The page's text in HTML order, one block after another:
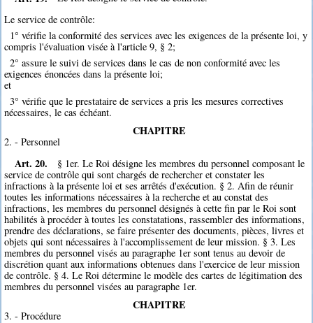
Le service de contrôle:
1° vérifie la conformité des services avec les exigences de la présente loi, y
compris l'évaluation visée à l'article 9, § 2;
2° assure le suivi de services dans le cas de non conformité avec les
exigences énoncées dans la présente loi;
et
3° vérifie que le prestataire de services a pris les mesures correctives
nécessaires, le cas échéant.
CHAPITRE
2. - Personnel
Art. 20.
§ 1er. Le Roi désigne les membres du personnel composant le
service de contrôle qui sont chargés de rechercher et constater les
infractions à la présente loi et ses arrêtés d'exécution. § 2. Afin de réunir
toutes les informations nécessaires à la recherche et au constat des
infractions, les membres du personnel désignés à cette fin par le Roi sont
habilités à procéder à toutes les constatations, rassembler des informations,
prendre des déclarations, se faire présenter des documents, pièces, livres et
objets qui sont nécessaires à l'accomplissement de leur mission. § 3. Les
membres du personnel visés au paragraphe 1er sont tenus au devoir de
discrétion quant aux informations obtenues dans l'exercice de leur mission
de contrôle. § 4. Le Roi détermine le modèle des cartes de légitimation des
membres du personnel visées au paragraphe 1er.
CHAPITRE
3. - Procédure